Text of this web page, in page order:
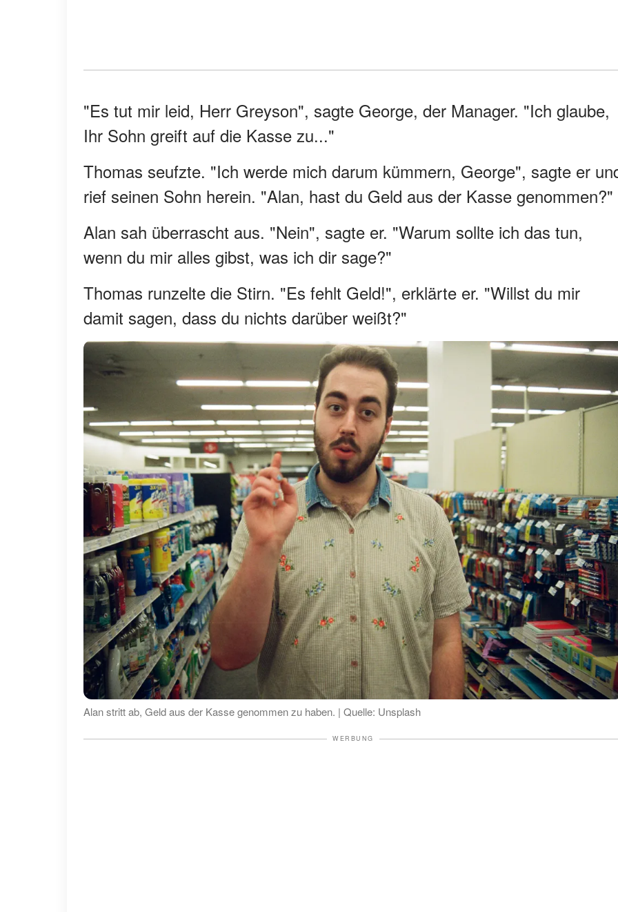
"Es tut mir leid, Herr Greyson", sagte George, der Manager. "Ich glaube,
Ihr Sohn greift auf die Kasse zu..."
Thomas seufzte. "Ich werde mich darum kümmern, George", sagte er
rief seinen Sohn herein. "Alan, hast du Geld aus der Kasse genommen?"
Alan sah überrascht aus. "Nein", sagte er. "Warum sollte ich das tun,
wenn du mir alles gibst, was ich dir sage?"
Thomas runzelte die Stirn. "Es fehlt Geld!", erklärte er. "Willst du mir
damit sagen, dass du nichts darüber weißt?"
Alan stritt ab, Geld aus der Kasse genommen zu haben. | Quelle: Unsplash
WERBUNG